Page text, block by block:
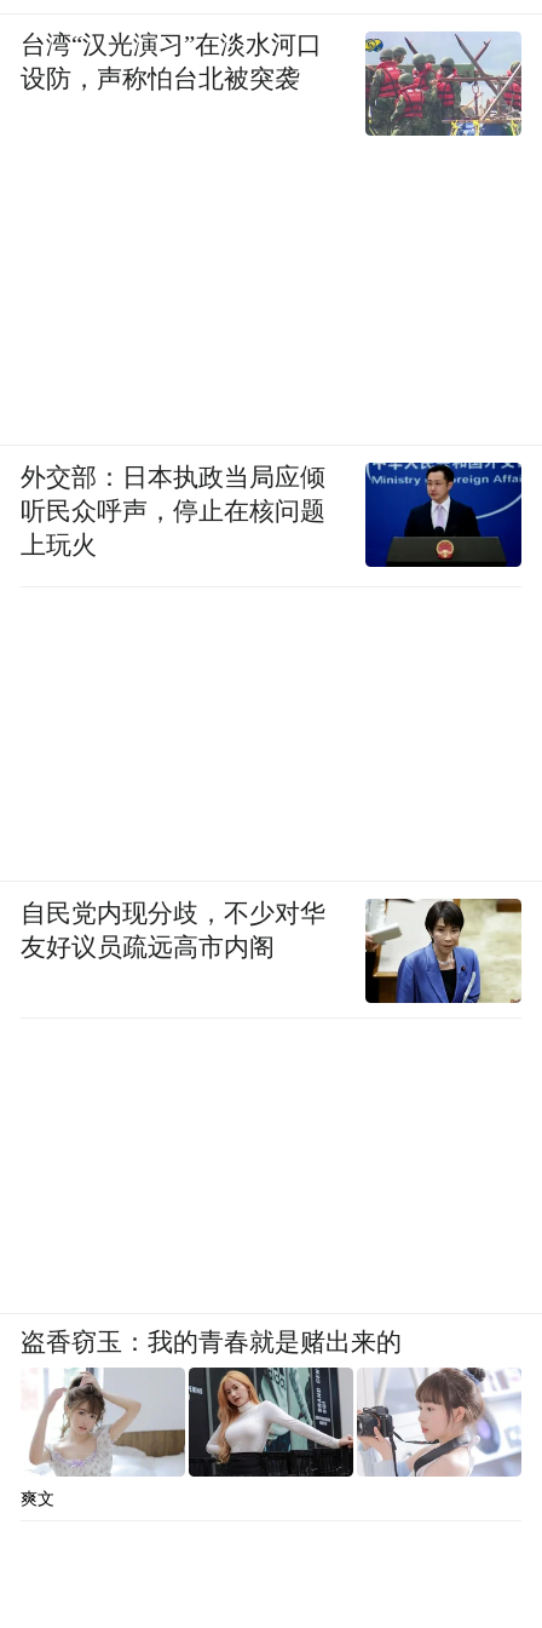
台湾“汉光演习”在淡水河口
设防，声称怕台北被突袭
外交部：日本执政当局应倾
听民众呼声，停止在核问题
上玩火
自民党内现分歧，不少对华
友好议员疏远高市内阁
盗香窃玉：我的青春就是赌出来的
爽文